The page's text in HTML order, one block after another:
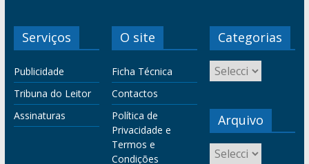
Serviços
Publicidade
Tribuna do Leitor
Assinaturas
O site
Ficha Técnica
Contactos
Política de
Privacidade e
Termos e
Condições
Categorias
Arquivo